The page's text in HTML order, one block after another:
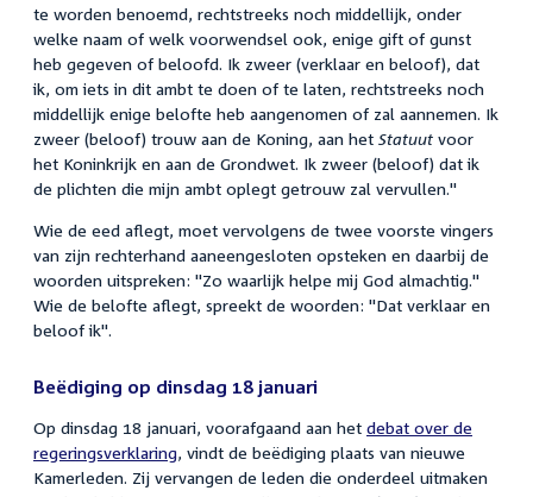
te worden benoemd, rechtstreeks noch middellijk, onder
welke naam of welk voorwendsel ook, enige gift of gunst
heb gegeven of beloofd. Ik zweer (verklaar en beloof), dat
ik, om iets in dit ambt te doen of te laten, rechtstreeks noch
middellijk enige belofte heb aangenomen of zal aannemen. Ik
zweer (beloof) trouw aan de Koning, aan het Statuut voor
het Koninkrijk en aan de Grondwet. Ik zweer (beloof) dat ik
de plichten die mijn ambt oplegt getrouw zal vervullen."
Wie de eed aflegt, moet vervolgens de twee voorste vingers
van zijn rechterhand aaneengesloten opsteken en daarbij de
woorden uitspreken: "Zo waarlijk helpe mij God almachtig."
Wie de belofte aflegt, spreekt de woorden: "Dat verklaar en
beloof ik".
Beëdiging op dinsdag 18 januari
Op dinsdag 18 januari, voorafgaand aan het debat over de
regeringsverklaring, vindt de beëdiging plaats van nieuwe
Kamerleden. Zij vervangen de leden die onderdeel uitmaken